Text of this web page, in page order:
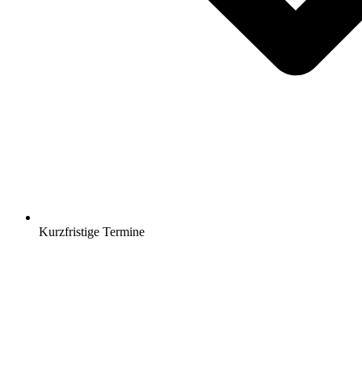
Kurzfristige Termine